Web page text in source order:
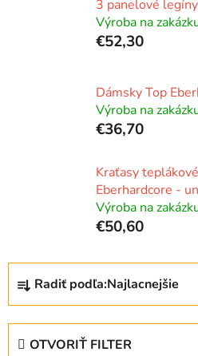
3 panelové
Výroba na
€52,30
Dámsky Top
Výroba na
€36,70
Kraťasy
Eberhardcore -
Výroba na
€50,60
d
Radiť podľa:Najlacnejšie
OTVORIŤ FILTER